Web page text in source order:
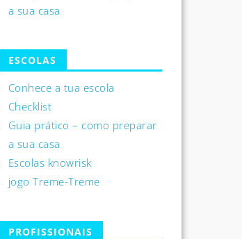
a sua casa
ESCOLAS
Conhece a tua escola
Checklist
Guia prático – como preparar
a sua casa
Escolas knowrisk
jogo Treme-Treme
PROFISSIONAIS